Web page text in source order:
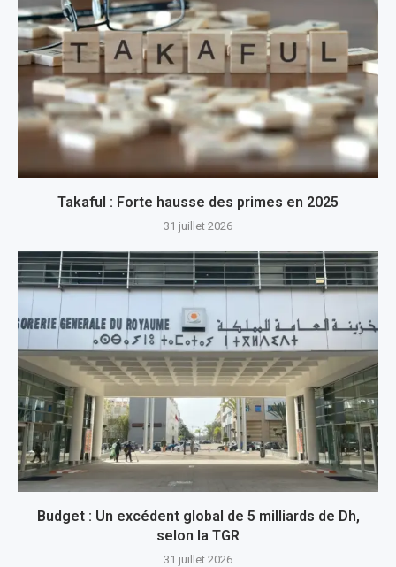
Takaful : Forte hausse des primes en 2025
31 juillet 2026
Budget : Un excédent global de 5 milliards de Dh,
selon la TGR
31 juillet 2026